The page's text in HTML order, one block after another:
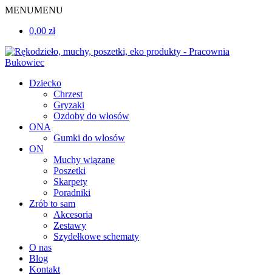
MENUMENU
0,00 zł
Dziecko
Chrzest
Gryzaki
Ozdoby do włosów
ONA
Gumki do włosów
ON
Muchy wiązane
Poszetki
Skarpety
Poradniki
Zrób to sam
Akcesoria
Zestawy
Szydełkowe schematy
O nas
Blog
Kontakt